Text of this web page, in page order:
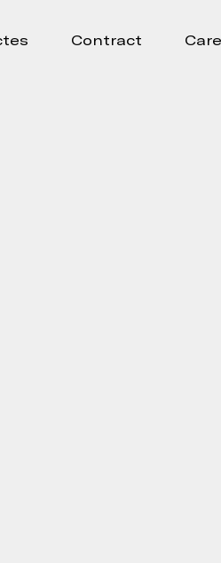
Contract Care